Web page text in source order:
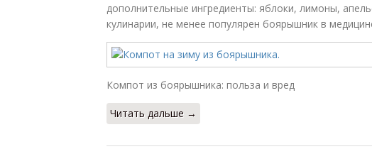
дополнительные ингредиенты: яблоки, лимоны,
кулинарии, не менее популярен боярышник в
Компот из боярышника: польза и вред
Читать дальше →